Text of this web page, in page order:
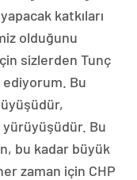
katkıları
olduğunu
sizlerden Tunç
ediyorum. Bu
Bu
bu kadar büyük
zaman için CHP